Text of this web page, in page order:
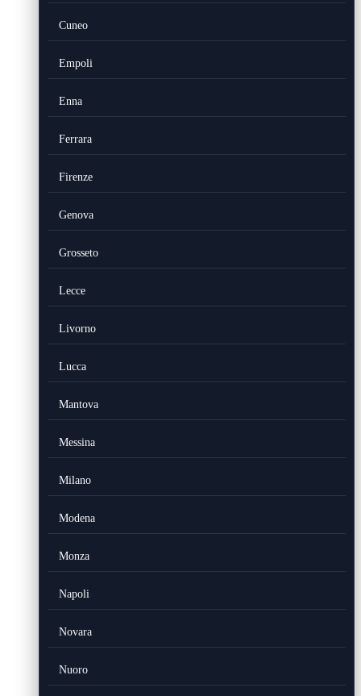
Cuneo
Empoli
Enna
Ferrara
Firenze
Genova
Grosseto
Lecce
Livorno
Lucca
Mantova
Messina
Milano
Modena
Monza
Napoli
Novara
Nuoro